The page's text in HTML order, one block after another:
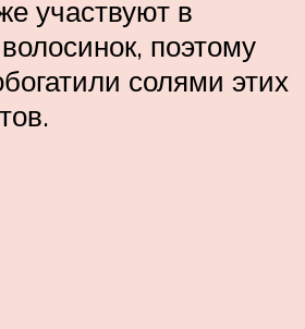
участвуют в
поэтому
солями этих